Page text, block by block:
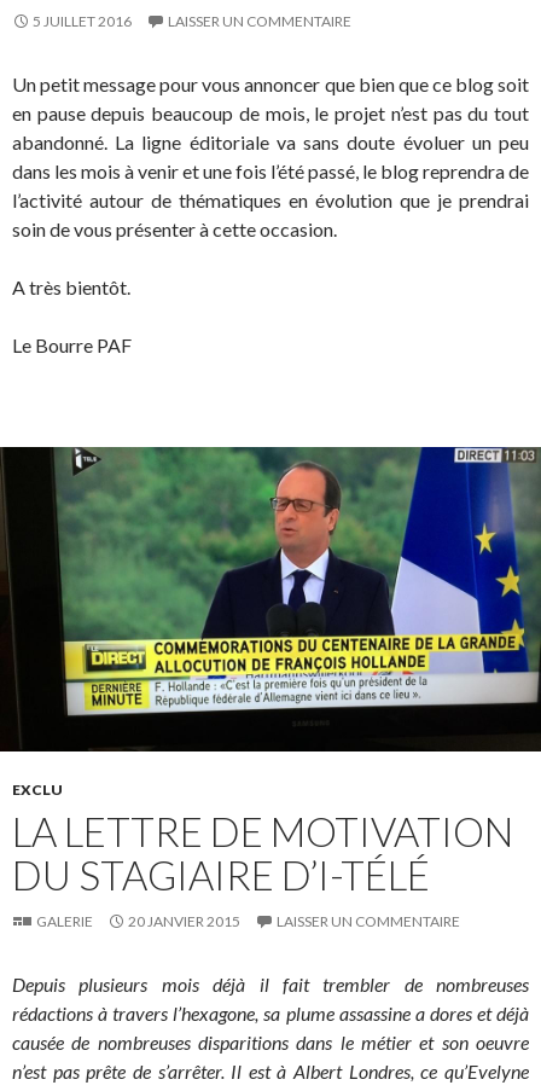
5 JUILLET 2016 LAISSER UN COMMENTAIRE
Un petit message pour vous annoncer que bien que ce blog soit
en pause depuis beaucoup de mois, le projet n’est pas du tout
abandonné. La ligne éditoriale va sans doute évoluer un peu
dans les mois à venir et une fois l’été passé, le blog reprendra de
l’activité autour de thématiques en évolution que je prendrai
soin de vous présenter à cette occasion.
A très bientôt.
Le Bourre PAF
EXCLU
LA LETTRE DE MOTIVATION
DU STAGIAIRE D’I-TÉLÉ
GALERIE 20 JANVIER 2015 LAISSER UN COMMENTAIRE
Depuis plusieurs mois déjà il fait trembler de nombreuses
rédactions à travers l’hexagone, sa plume assassine a dores et déjà
causée de nombreuses disparitions dans le métier et son oeuvre
n’est pas prête de s’arrêter. Il est à Albert Londres, ce qu’Evelyne